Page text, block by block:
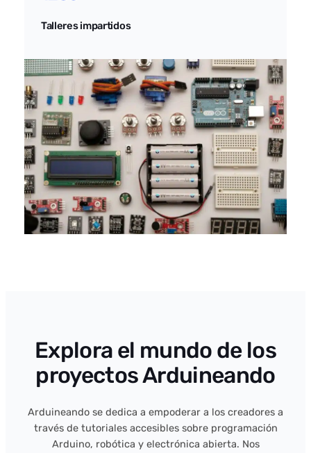
Talleres impartidos
Explora el mundo de los
proyectos Arduineando
Arduineando se dedica a empoderar a los creadores a
través de tutoriales accesibles sobre programación
Arduino, robótica y electrónica abierta. Nos